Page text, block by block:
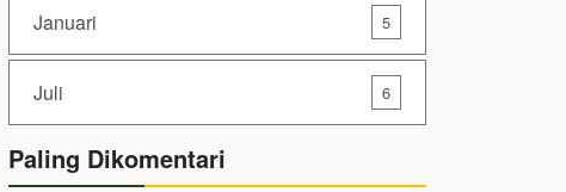
Januari 5
Juli 6
Paling Dikomentari